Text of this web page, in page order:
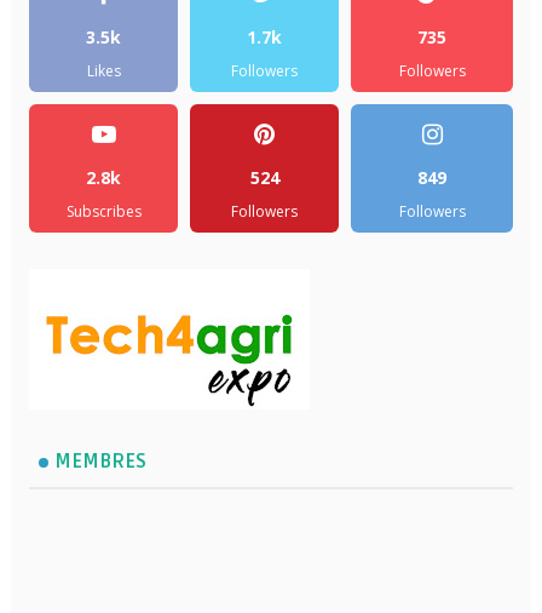
3.5k
Likes
1.7k
Followers
735
Followers
2.8k
Subscribes
524
Followers
849
Followers
MEMBRES